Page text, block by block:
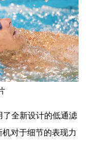
全新设计的低通滤
对于细节的表现力